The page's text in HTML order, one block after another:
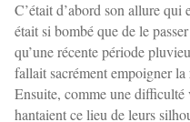
C’était d’abord son allure qui
était si bombé que de le
qu’une récente période
fallait sacrément empoigner
Ensuite, comme une difficulté
hantaient ce lieu de leurs